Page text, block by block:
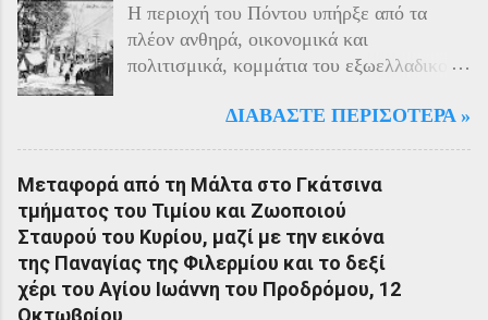
Η περιοχή του Πόντου υπήρξε από τα
πλέον ανθηρά, οικονομικά και
πολιτισμικά, κομμάτια του εξωελλαδικού
40% του πληθυσμού της περιοχής και μαζί
του Πόντου είχε και αυτός στη διάρκεια
του πολέμου την ίδια τύχη με τον
υπόλοιπο μικρασιατικό πληθυσμό. Με την
είσοδο της Τουρκίας στον πόλεμο
πραγματοποιήθηκαν εκκενώσεις οικισμών,
ΔΙΑΒΆΣΤΕ ΠΕΡΙΣΌΤΕΡΑ »
Μεταφορά από τη Μάλτα στο Γκάτσινα
τμήματος του Τιμίου και Ζωοποιού
Σταυρού του Κυρίου, μαζί με την εικόνα
της Παναγίας της Φιλερμίου και το δεξί
χέρι του Αγίου Ιωάννη του Προδρόμου, 12
Οκτωβρίου